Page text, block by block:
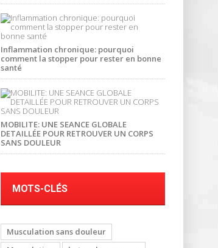
Inflammation chronique: pourquoi
comment la stopper pour rester en bonne
santé
MOBILITE: UNE SEANCE GLOBALE
DETAILLÉE POUR RETROUVER UN CORPS
SANS DOULEUR
MOTS-CLÉS
Musculation sans douleur